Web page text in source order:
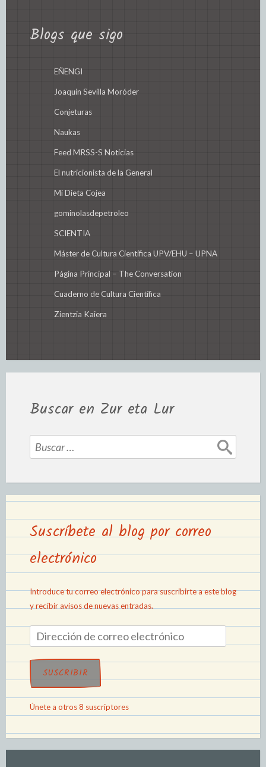
Blogs que sigo
EÑENGI
Joaquin Sevilla Moróder
Conjeturas
Naukas
Feed MRSS-S Noticias
El nutricionista de la General
Mi Dieta Cojea
gominolasdepetroleo
SCIENTIA
Máster de Cultura Científica UPV/EHU – UPNA
Página Principal – The Conversation
Cuaderno de Cultura Científica
Zientzia Kaiera
Buscar en Zur eta Lur
Suscríbete al blog por correo
electrónico
Introduce tu correo electrónico para suscribirte a este blog
y recibir avisos de nuevas entradas.
SUSCRIBIR
Únete a otros 8 suscriptores